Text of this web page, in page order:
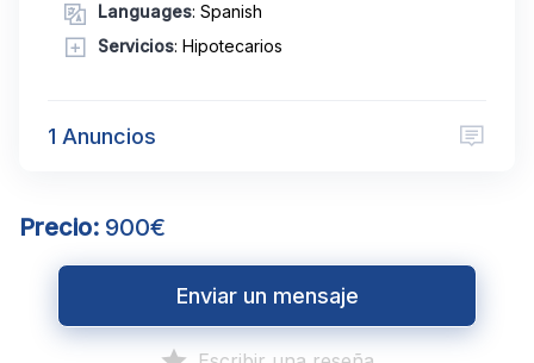
Languages: Spanish
Servicios: Hipotecarios
1 Anuncios
Precio: 900€
Enviar un mensaje